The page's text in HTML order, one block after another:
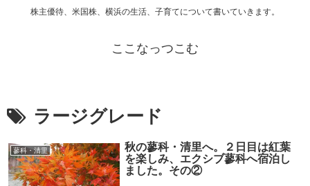
株主優待、米国株、横浜の生活、子育てについて書いていきます。
ここなっつこむ
ラージグレード
蓼科・清里
秋の蓼科・清里へ。２日目は紅葉
を楽しみ、エクシブ蓼科へ宿泊し
ました。その②